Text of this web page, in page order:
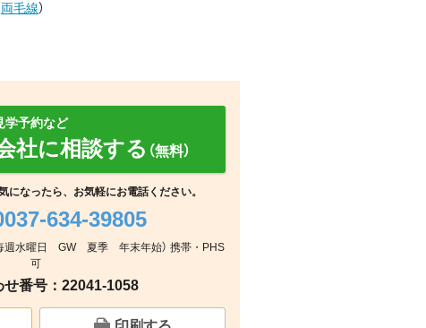
その他 その他
その他 その他
両毛線）
学予約など
社に相談する （無料）
になったら、お気軽にお電話ください。
634-39805
週水曜日 GW 夏季 年末年始） 携帯・PHS
可
せ番号：22041-1058